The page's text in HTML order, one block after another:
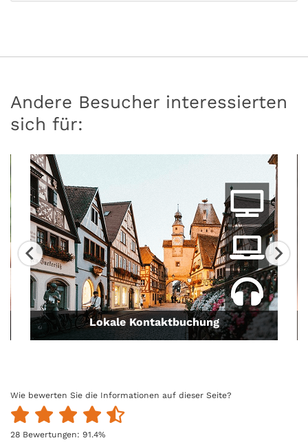
Andere Besucher interessierten
sich für:
Lokale Kontaktbuchung
Wie bewerten Sie die Informationen auf dieser Seite?
28 Bewertungen: 91.4%